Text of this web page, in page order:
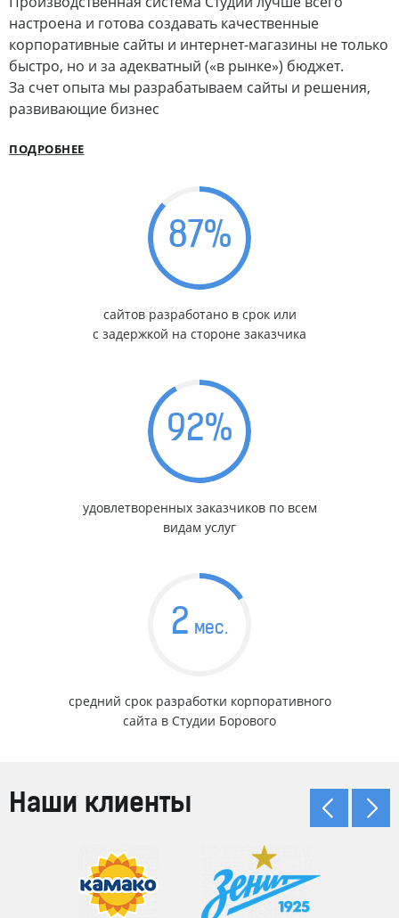
настроена и готова создавать качественные
корпоративные сайты и интернет-магазины не только
быстро, но и за адекватный («в рынке») бюджет.
За счет опыта мы разрабатываем сайты и решения,
развивающие бизнес
ПОДРОБНЕЕ
87%
сайтов разработано в срок или
с задержкой на стороне заказчика
92%
удовлетворенных заказчиков по всем
видам услуг
2 мес.
средний срок разработки корпоративного
сайта в Студии Борового
Наши клиенты